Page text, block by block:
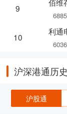
9
10
利通
沪深港通历
沪股通